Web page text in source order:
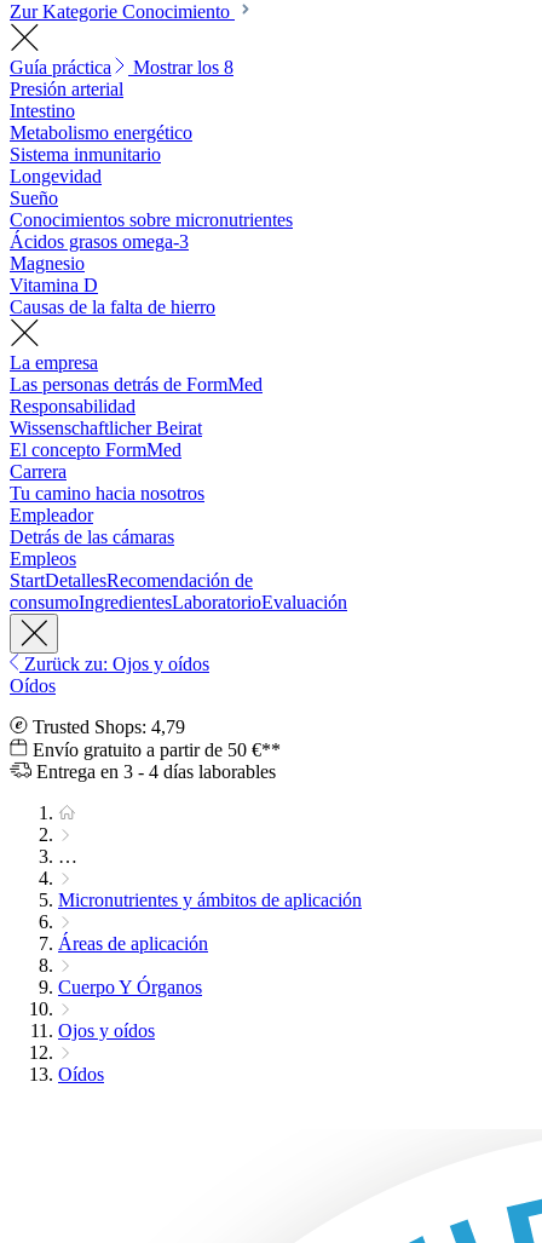
Zur Kategorie Conocimiento
Guía práctica
Mostrar los 8
Presión arterial
Intestino
Metabolismo energético
Sistema inmunitario
Longevidad
Sueño
Conocimientos sobre micronutrientes
Ácidos grasos omega-3
Magnesio
Vitamina D
Causas de la falta de hierro
La empresa
Las personas detrás de FormMed
Responsabilidad
Wissenschaftlicher Beirat
El concepto FormMed
Carrera
Tu camino hacia nosotros
Empleador
Detrás de las cámaras
Empleos
StartDetallesRecomendación de
consumoIngredientesLaboratorioEvaluación
Zurück zu: Ojos y oídos
Oídos
Trusted Shops: 4,79
Envío gratuito a partir de 50 €**
Entrega en 3 - 4 días laborables
…
Micronutrientes y ámbitos de aplicación
Áreas de aplicación
Cuerpo Y Órganos
Ojos y oídos
Oídos